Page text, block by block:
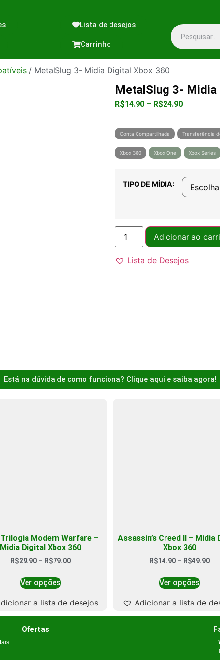
Lista de desejos
Carrinho
/ MetalSlug 3- Midia Digital Xbox 360
MetalSlug 3-
R$14.90 – R$24.90
Conta Compartilhada Transferência
Xbox 360 Xbox One Xbox Series
TIPO DE MÍDIA:
Adicionar ao
Lista de Desejos
Está na dúvida de como funciona? Clique aqui e saiba agora!
Trilogia Modern Warfare –
Midia Digital Xbox 360
R$29.90 – R$79.00
Ver opções
a lista de desejos
Assassin’s Creed II – Midia
Xbox 360
R$14.90 – R$49.90
Ver opções
Adicionar a lista de
Ofertas